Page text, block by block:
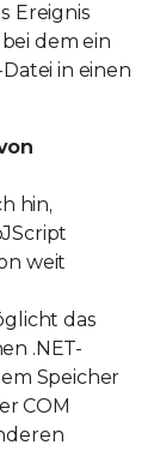
Ereignis
dem ein
in einen
hin,
weit
das
.NET-
Speicher
COM